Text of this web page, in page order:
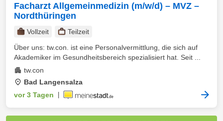
Facharzt Allgemeinmedizin (m/w/d) – MVZ –
Nordthüringen
Vollzeit
Teilzeit
Über uns: tw.con. ist eine Personalvermittlung, die sich auf
Akademiker im Gesundheitsbereich spezialisiert hat. Seit ...
tw.con
Bad Langensalza
vor 3 Tagen